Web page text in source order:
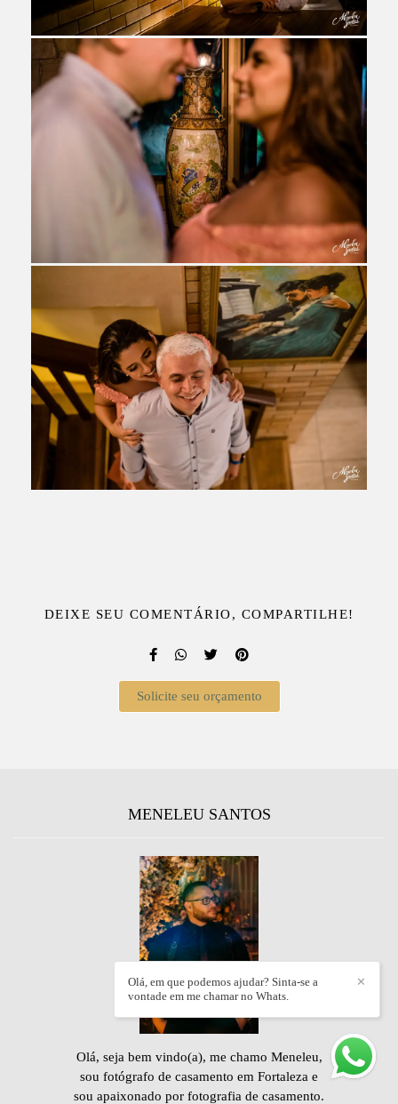
DEIXE SEU COMENTÁRIO, COMPARTILHE!
Solicite seu orçamento
MENELEU SANTOS
Olá, seja bem vindo(a), me chamo Meneleu,
sou fotógrafo de casamento em Fortaleza e
sou apaixonado por fotografia de casamento.
✕
Olá, em que podemos ajudar? Sinta-se a
vontade em me chamar no Whats.